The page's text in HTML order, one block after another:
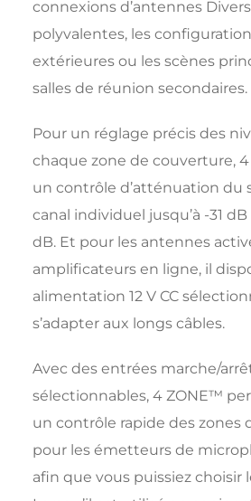
connexions d’antennes
polyvalentes, les
extérieures ou les scènes
salles de réunion secondaires.
Pour un réglage précis des
chaque zone de couverture,
un contrôle d’atténuation du
canal individuel jusqu’à -31 dB
dB. Et pour les antennes
amplificateurs en ligne, il
alimentation 12 V CC
s’adapter aux longs câbles.
Avec des entrées marche/
sélectionnables, 4 ZONE™
un contrôle rapide des zones
pour les émetteurs de
afin que vous puissiez choisir